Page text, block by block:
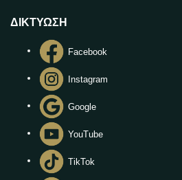
ΔΙΚΤΥΩΣΗ
Facebook
Instagram
Google
YouTube
TikTok